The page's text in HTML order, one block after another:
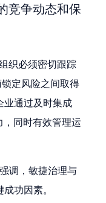
竞争动态和保
织必须密切跟踪
定风险之间取得
业通过及时集成
同时有效管理运
调，敏捷治理与
功因素。